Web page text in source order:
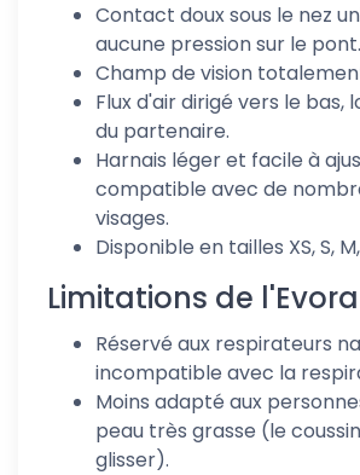
Contact doux sous le nez
aucune pression sur le pont.
Champ de vision
Flux d'air dirigé vers le bas,
du partenaire.
Harnais léger et facile à
compatible avec de
visages.
Disponible en tailles XS, S, M,
Limitations de
Réservé aux respirateurs
incompatible avec la
Moins adapté aux
peau très grasse (le
glisser).